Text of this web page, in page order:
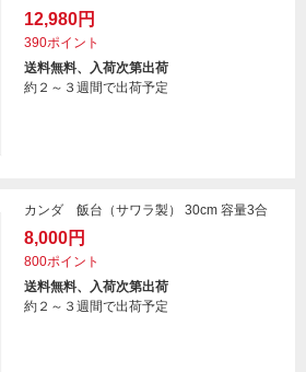
12,980円
390ポイント
送料無料、入荷次第出荷
約２～３週間で出荷予定
カンダ 飯台（サワラ製） 30cm 容量3合
8,000円
800ポイント
送料無料、入荷次第出荷
約２～３週間で出荷予定